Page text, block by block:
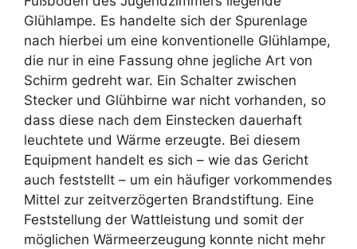
Glühlampe. Es handelte sich der Spurenlage
nach hierbei um eine konventionelle Glühlampe,
die nur in eine Fassung ohne jegliche Art von
Schirm gedreht war. Ein Schalter zwischen
Stecker und Glühbirne war nicht vorhanden, so
dass diese nach dem Einstecken dauerhaft
leuchtete und Wärme erzeugte. Bei diesem
Equipment handelt es sich – wie das Gericht
auch feststellt – um ein häufiger vorkommendes
Mittel zur zeitverzögerten Brandstiftung. Eine
Feststellung der Wattleistung und somit der
möglichen Wärmeerzeugung konnte nicht mehr